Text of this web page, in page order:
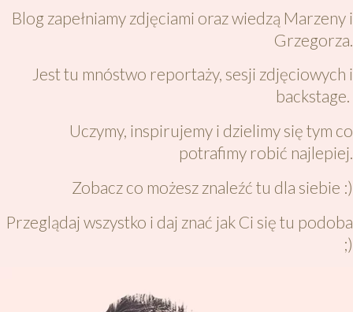
Blog zapełniamy zdjęciami oraz wiedzą Marzeny i
Grzegorza.
Jest tu mnóstwo reportaży, sesji zdjęciowych i
backstage.
Uczymy, inspirujemy i dzielimy się tym co
potrafimy robić najlepiej.
Zobacz co możesz znaleźć tu dla siebie :)
Przeglądaj wszystko i daj znać jak Ci się tu podoba
;)